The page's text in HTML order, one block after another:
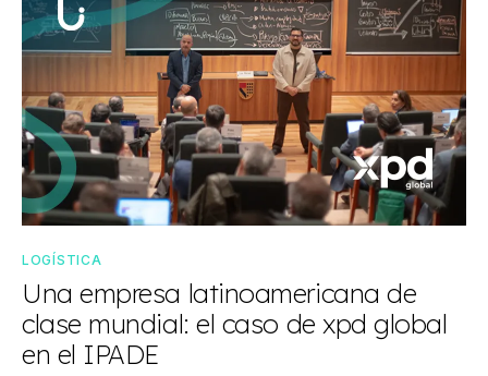
LOGÍSTICA
Una empresa latinoamericana de
clase mundial: el caso de xpd global
en el IPADE